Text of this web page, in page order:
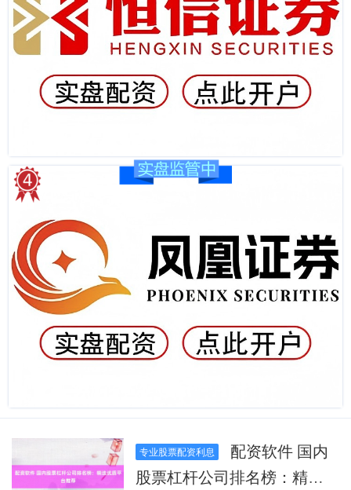
专业股票配资利息
股票杠杆公司排名榜：精选